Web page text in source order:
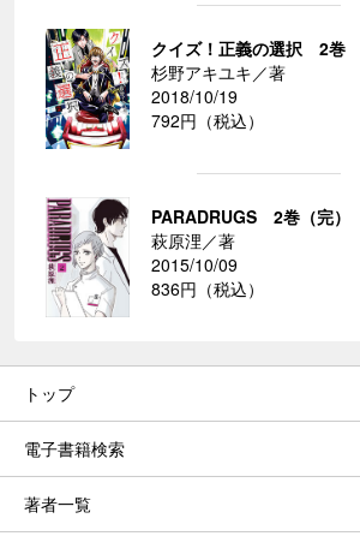
クイズ！正義の選択 2巻
杉野アキユキ／著
2018/10/19
792円（税込）
PARADRUGS 2巻（完）
萩原浬／著
2015/10/09
836円（税込）
トップ
電子書籍検索
著者一覧